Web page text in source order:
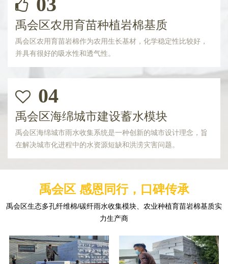
禹会区农用育苗种植岩棉基质
禹会区农用育苗岩棉作为农用生长基材，化学稳定性比较好，
并具有很好的吸水性和透气性。
04
禹会区海绵城市建设蓄水模块
禹会区海绵城市雨水收集系统是一种创新的城市设计理念，旨
在解决城市化进程中的水资源短缺和洪涝灾害问题。
禹会区 感恩同行，口碑传承
禹会区生态多孔纤维棉/碳纤雨水收集模块、农业种植育苗岩棉基质实
力生产商